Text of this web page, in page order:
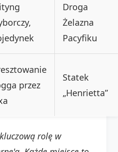
Droga
Żelazna
Pacyfiku
przez
Statek
„Henrietta”
rolę w